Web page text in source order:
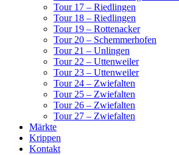
Tour 17 – Riedlingen
Tour 18 – Riedlingen
Tour 19 – Rottenacker
Tour 20 – Schemmerhofen
Tour 21 – Unlingen
Tour 22 – Uttenweiler
Tour 23 – Uttenweiler
Tour 24 – Zwiefalten
Tour 25 – Zwiefalten
Tour 26 – Zwiefalten
Tour 27 – Zwiefalten
Märkte
Krippen
Kontakt